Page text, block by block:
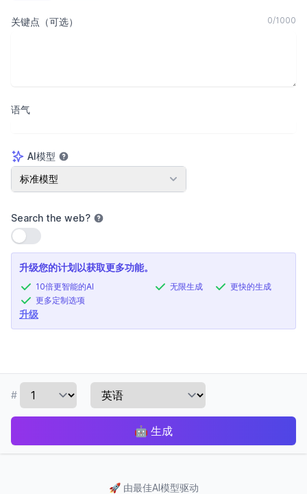
关键点（可选） 0/1000
语气
AI模型
AI模型
标准模型
Search the web?
使用设置
升级您的计划以获取更多功能。
10倍更智能的AI
更多定制选项
无限生成 更快的生成
升级
#
🤖 生成
🚀 由最佳AI模型驱动